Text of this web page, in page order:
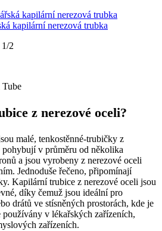
kapilární nerezová trubka
1/2
z nerezové oceli?
malé, tenkostěnné-trubičky z
v průměru od několika
a jsou vyrobeny z nerezové oceli
Jednoduše řečeno, připomínají
Kapilární trubice z nerezové oceli jsou
díky čemuž jsou ideální pro
drátů ve stísněných prostorách, kde je
v lékařských zařízeních,
zařízeních.